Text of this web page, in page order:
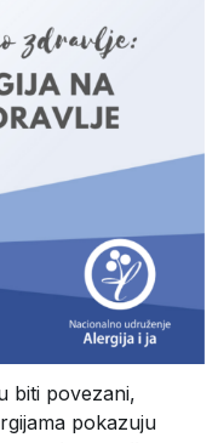
biti povezani,
pokazuju